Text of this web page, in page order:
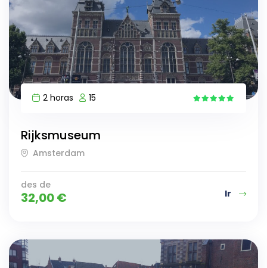
2 horas
15
Rijksmuseum
Amsterdam
des de
32,00€ Ir